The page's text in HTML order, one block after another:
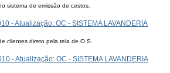
sistema de emissão de cestos.
- Atualização: OC - SISTEMA LAVANDERIA
clientes direto pela tela de O.S.
- Atualização: OC - SISTEMA LAVANDERIA